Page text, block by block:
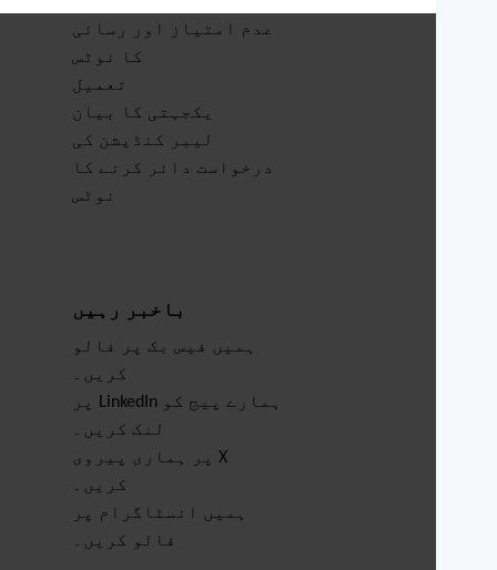
عدم امتیاز اور رسائی
کا نوٹس
یکجہتی کا بیان
لیبر کنڈیشن کی
درخواست دائر کرنے کا
باخبر رہیں
ہمیں فیس بک پر فالو
ہمارے پیج کو LinkedIn پر
لنک کریں۔
X پر ہماری پیروی
ہمیں انسٹاگرام پر
فالو کریں۔